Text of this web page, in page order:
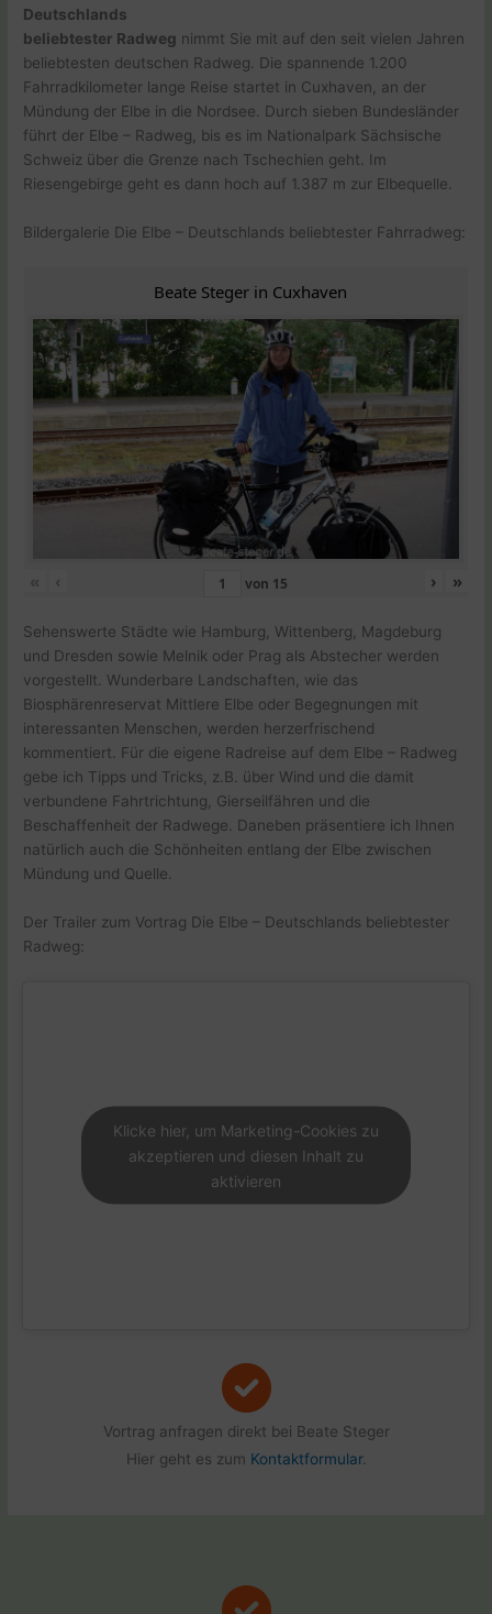
Deutschlands
beliebtester Radweg nimmt Sie mit auf den seit vielen Jahren
beliebtesten deutschen Radweg. Die spannende 1.200
Fahrradkilometer lange Reise startet in Cuxhaven, an der
Mündung der Elbe in die Nordsee. Durch sieben Bundesländer
führt der Elbe – Radweg, bis es im Nationalpark Sächsische
Schweiz über die Grenze nach Tschechien geht. Im
Riesengebirge geht es dann hoch auf 1.387 m zur Elbequelle.
Bildergalerie Die Elbe – Deutschlands beliebtester Fahrradweg:
Beate Steger in Cuxhaven
von 15 › »
Sehenswerte Städte wie Hamburg, Wittenberg, Magdeburg
und Dresden sowie Melnik oder Prag als Abstecher werden
vorgestellt. Wunderbare Landschaften, wie das
Biosphärenreservat Mittlere Elbe oder Begegnungen mit
interessanten Menschen, werden herzerfrischend
kommentiert. Für die eigene Radreise auf dem Elbe – Radweg
gebe ich Tipps und Tricks, z.B. über Wind und die damit
verbundene Fahrtrichtung, Gierseilfähren und die
Beschaffenheit der Radwege. Daneben präsentiere ich Ihnen
natürlich auch die Schönheiten entlang der Elbe zwischen
Mündung und Quelle.
Der Trailer zum Vortrag Die Elbe – Deutschlands beliebtester
Radweg:
Klicke hier, um Marketing-Cookies zu
akzeptieren und diesen Inhalt zu
aktivieren
Vortrag anfragen direkt bei Beate Steger
Hier geht es zum Kontaktformular.